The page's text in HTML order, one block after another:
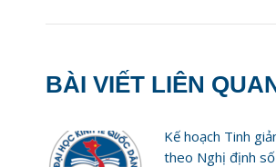
BÀI VIẾT LIÊN
Kế hoạch Tinh
theo Nghị định